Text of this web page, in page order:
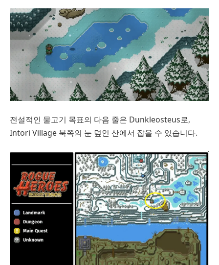
전설적인 물고기 목표의 다음 줄은 Dunkleosteus로,
Intori Village 북쪽의 눈 덮인 산에서 잡을 수 있습니다.